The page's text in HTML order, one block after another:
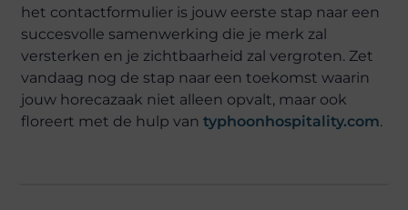
het contactformulier is jouw eerste stap naar een
succesvolle samenwerking die je merk zal
versterken en je zichtbaarheid zal vergroten. Zet
vandaag nog de stap naar een toekomst waarin
jouw horecazaak niet alleen opvalt, maar ook
floreert met de hulp vantyphoonhospitality.com.